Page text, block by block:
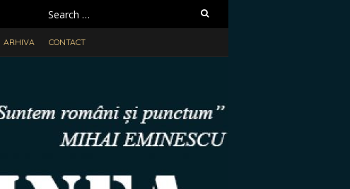
Search
for:
ARHIVA CONTACT